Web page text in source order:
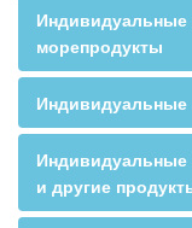
морепродукты
Индивидуальные
и другие